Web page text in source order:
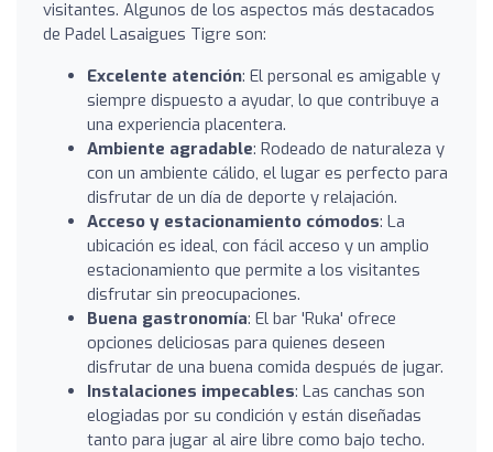
visitantes. Algunos de los aspectos más destacados
de Padel Lasaigues Tigre son:
Excelente atención: El personal es amigable y
siempre dispuesto a ayudar, lo que contribuye a
una experiencia placentera.
Ambiente agradable: Rodeado de naturaleza y
con un ambiente cálido, el lugar es perfecto para
disfrutar de un día de deporte y relajación.
Acceso y estacionamiento cómodos: La
ubicación es ideal, con fácil acceso y un amplio
estacionamiento que permite a los visitantes
disfrutar sin preocupaciones.
Buena gastronomía: El bar 'Ruka' ofrece
opciones deliciosas para quienes deseen
disfrutar de una buena comida después de jugar.
Instalaciones impecables: Las canchas son
elogiadas por su condición y están diseñadas
tanto para jugar al aire libre como bajo techo.